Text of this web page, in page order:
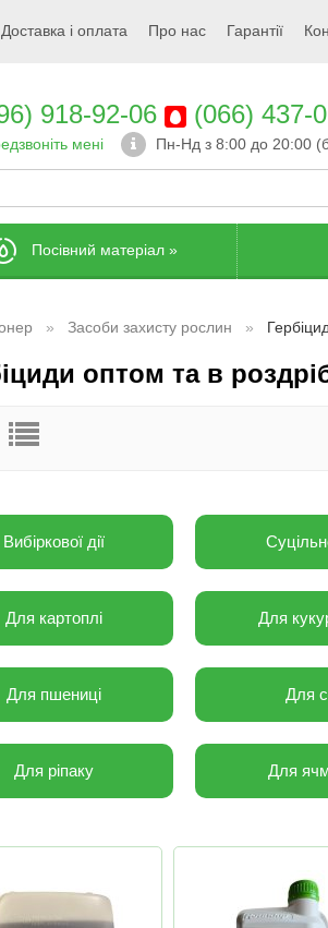
Доставка і оплата Про нас Гарантії
918-92-06 (066) 437-
мені Пн-Нд з 8:00 до 20:00
Посівний матеріал »
Засоби захисту рослин
оптом та в
Вибіркової дії
Для картоплі Для
Для пшениці Для
Для ріпаку Для